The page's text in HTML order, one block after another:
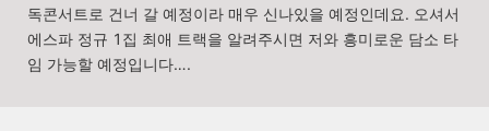
독콘서트로 건너 갈 예정이라 매우 신나있을 예정인데요. 오셔서
에스파 정규 1집 최애 트랙을 알려주시면 저와 흥미로운 담소 타
임 가능할 예정입니다….